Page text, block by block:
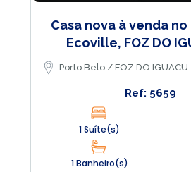
Casa nova à venda
Ecoville, FOZ DO
Porto Belo / FOZ DO IGUACU
Ref: 5659
1 Suíte(s)
1 Banheiro(s)